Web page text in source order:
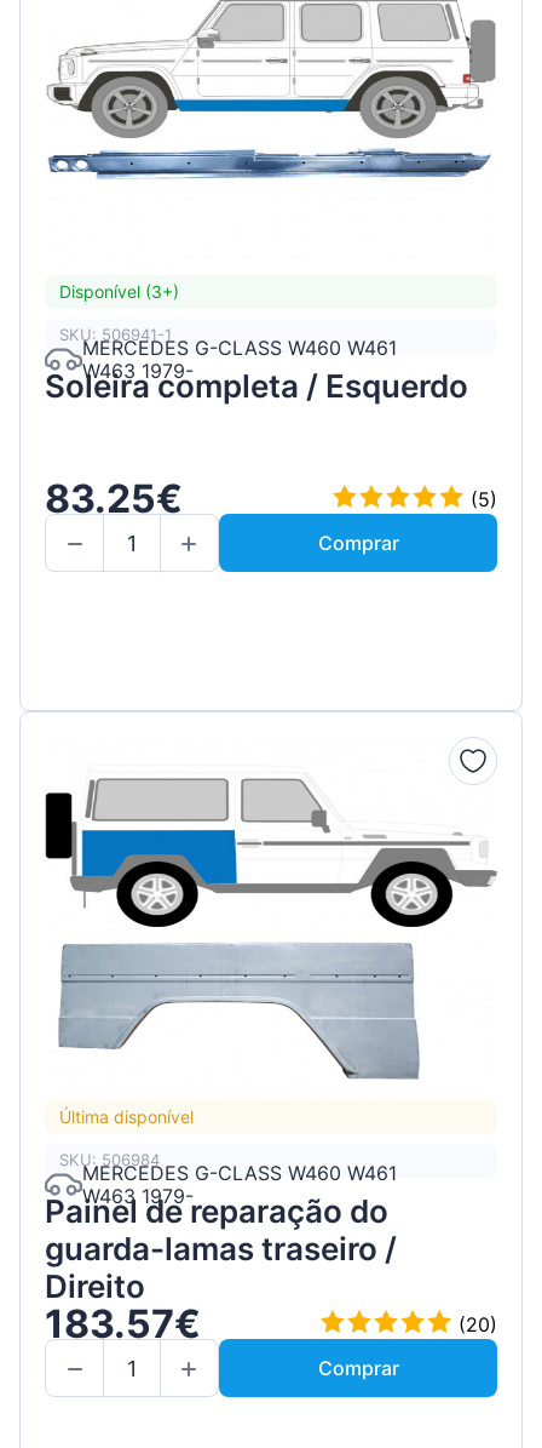
Disponível (3+)
SKU: 506941-1
MERCEDES G-CLASS W460 W461
W463 1979-
Soleira completa / Esquerdo
83.25€
(5)
Comprar
Última disponível
SKU: 506984
MERCEDES G-CLASS W460 W461
W463 1979-
Painel de reparação do
guarda-lamas traseiro /
Direito
183.57€
(20)
Comprar